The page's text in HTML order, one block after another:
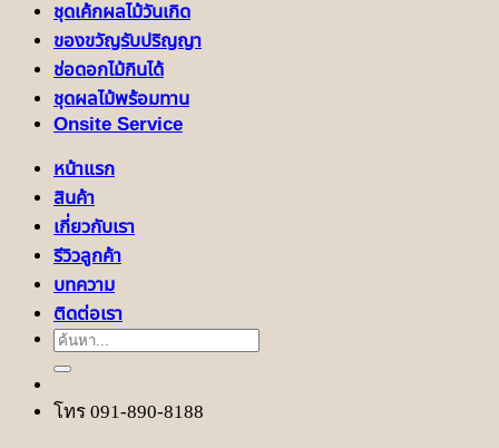
ชุดเค้กผลไม้วันเกิด
ของขวัญรับปริญญา
ช่อดอกไม้กินได้
ชุดผลไม้พร้อมทาน
Onsite Service
หน้าแรก
สินค้า
เกี่ยวกับเรา
รีวิวลูกค้า
บทความ
ติดต่อเรา
ค้นหา:
โทร 091-890-8188